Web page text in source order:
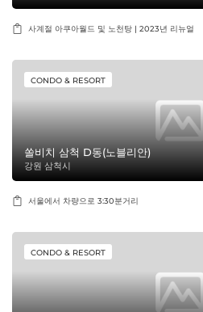
사계절 아쿠아월드 및 노천탕 | 2023년 리뉴얼
CONDO & RESORT
쏠비치 삼척 D동(노블리안)
강원 삼척시
서울에서 차량으로 3:30분거리
CONDO & RESORT